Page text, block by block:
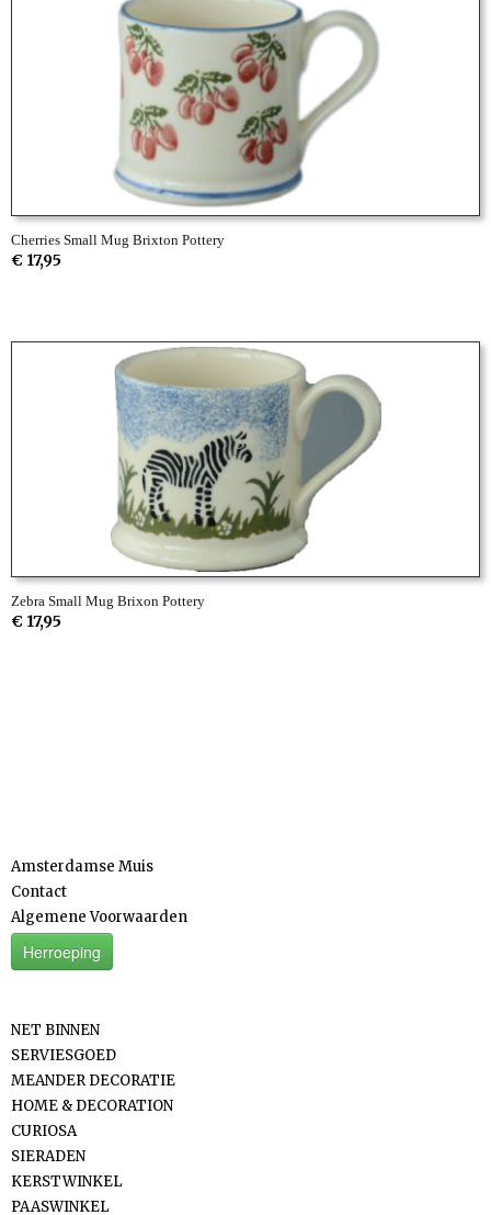
Cherries Small Mug Brixton Pottery
€ 17,95
Zebra Small Mug Brixon Pottery
€ 17,95
Amsterdamse Muis
Contact
Algemene Voorwaarden
Herroeping
NET BINNEN
SERVIESGOED
MEANDER DECORATIE
HOME & DECORATION
CURIOSA
SIERADEN
KERSTWINKEL
PAASWINKEL